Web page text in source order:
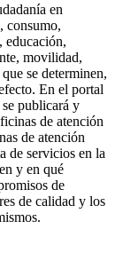
en
consumo,
educación,
movilidad,
se determinen,
En el portal
publicará y
de atención
de atención
de servicios en la
y en qué
de
de calidad y los